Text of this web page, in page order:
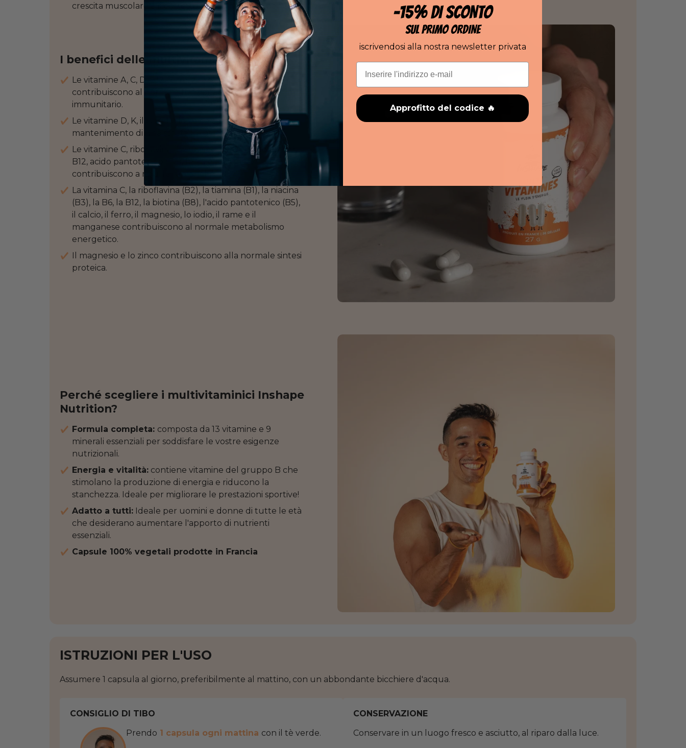
crescita muscolare e il corretto funzionamento degli enzimi.
I benefici delle multivitamine :
Le vitamine A, C, D, B12, ferro, zinco, rame e selenio
contribuiscono al normale funzionamento del sistema
immunitario.
Le vitamine D, K, il calcio e lo zinco contribuiscono al
mantenimento di una struttura ossea normale.
Le vitamine C, riboflavina (B2), niacina (B3), B6, folati (B9),
B12, acido pantotenico (B5), ferro e magnesio
contribuiscono a ridurre la stanchezza.
La vitamina C, la riboflavina (B2), la tiamina (B1), la niacina
(B3), la B6, la B12, la biotina (B8), l'acido pantotenico (B5),
il calcio, il ferro, il magnesio, lo iodio, il rame e il
manganese contribuiscono al normale metabolismo
energetico.
Il magnesio e lo zinco contribuiscono alla normale sintesi
proteica.
Perché scegliere i multivitaminici Inshape
Nutrition?
Formula completa: composta da 13 vitamine e 9
minerali essenziali per soddisfare le vostre esigenze
nutrizionali.
Energia e vitalità: contiene vitamine del gruppo B che
stimolano la produzione di energia e riducono la
stanchezza. Ideale per migliorare le prestazioni sportive!
Adatto a tutti: Ideale per uomini e donne di tutte le età
che desiderano aumentare l'apporto di nutrienti
essenziali.
Capsule 100% vegetali prodotte in Francia
ISTRUZIONI PER L'USO
Assumere 1 capsula al giorno, preferibilmente al mattino, con un abbondante bicchiere d'acqua.
CONSIGLIO DI TIBO
Prendo 1 capsula ogni mattina con il tè verde.
CONSERVAZIONE
Conservare in un luogo fresco e asciutto, al riparo dalla luce.
-15% DI SCONTO
SUL PRIMO ORDINE
iscrivendosi alla nostra newsletter privata
Email
Approfitto del codice 🔥